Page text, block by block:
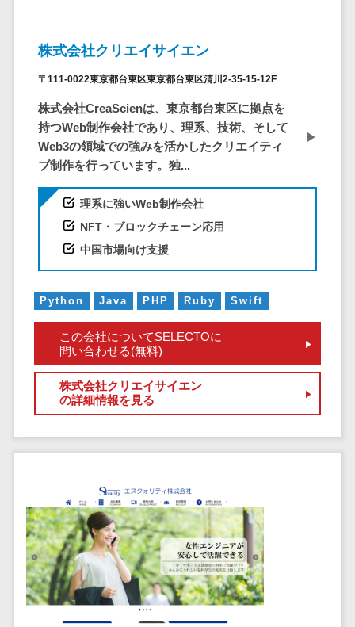
予約管理システム>
広告効果測定ツール>
リード獲得ツール>
DM発送サービス> EFOツール>
LP作成サービス>
広告運用代行>
Webアンケートシステム>
動画配信システム>
SNS管理ツール>
LINEマーケティングツール>
SEOツール>
イベント管理システム>
自動音声応答システム(IVR)>
AI自動電話応答>
コールセンター音声認識>
カスタマーサクセスツール>
ITサービスマネジメントツール>
請求代行サー
ビス
税務申告シス
テム
法務・総務
テム
契約書レビュ
ーシステム
契約書管理シ
反社チェック
受付システム
座席管理シス
テム
入退室管理シ
株主総会ツー
ル
ISMS管理ツー
ル
リーガルリサ
ーチサービス
安否確認サー
株式会社クリエイサイエン
〒111-0022東京都台東区東京都台東区清川2-35-15-12F
株式会社CreaScienは、東京都台東区に拠点を
持つWeb制作会社であり、理系、技術、そして
Web3の領域での強みを活かしたクリエイティ
ブ制作を行っています。独...
理系に強いWeb制作会社
NFT・ブロックチェーン応用
中国市場向け支援
Python Java PHP Ruby Swift
この会社についてSELECTOに
問い合わせる(無料)
株式会社クリエイサイエン
の詳細情報を見る